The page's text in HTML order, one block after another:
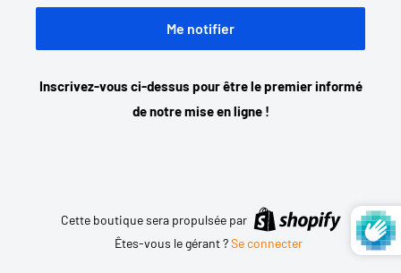
Me notifier
Inscrivez-vous ci-dessus pour être le premier informé
de notre mise en ligne !
Cette boutique sera propulsée par
Êtes-vous le gérant ?Se connecter